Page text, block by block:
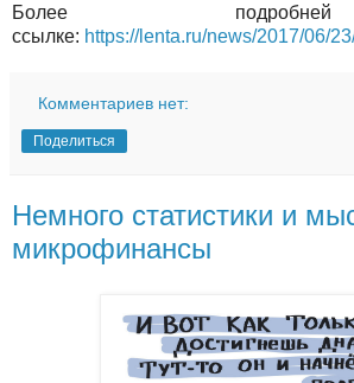
Более
ссылке: https://lenta.ru/news/2017/06/
Комментариев нет:
Поделиться
Немного статистики и
микрофинансы